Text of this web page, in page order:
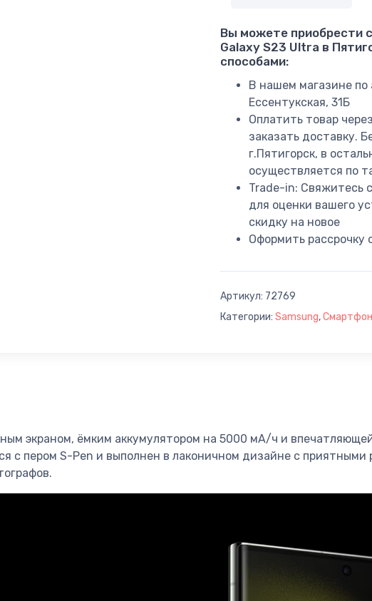
Вы можете приобрести
Galaxy S23 Ultra в
способами:
В нашем магазине по
Ессентукская, 31Б
Оплатить товар
заказать доставку.
г.Пятигорск, в
осуществляется по
Trade-in: Свяжитесь
для оценки вашего
скидку на новое
Оформить рассрочку
Артикул: 72769
Категории: Samsung,
экраном, ёмким аккумулятором на 5000 мА/ч и
c пером S-Pen и выполнен в лаконичном дизайне с